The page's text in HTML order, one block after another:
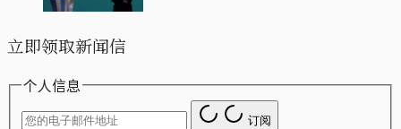
立即领取新闻信
个人信息
订阅